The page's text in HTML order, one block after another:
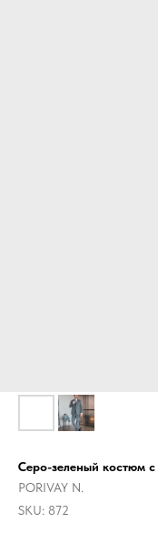
Серо-зеленый костюм
PORIVAY N.
SKU: 872